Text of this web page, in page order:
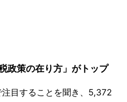
政策の在り方」がトップ
注目することを聞き、5,372